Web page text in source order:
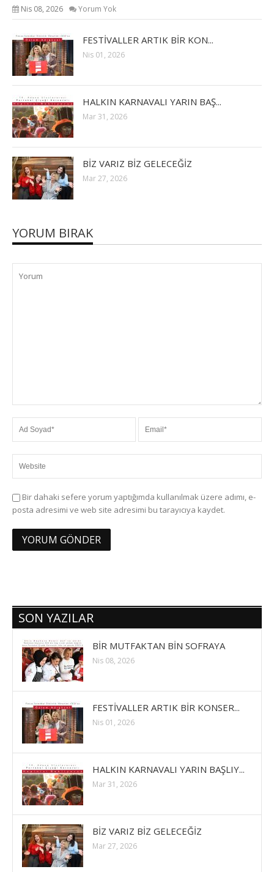
Nis 08, 2026 Yorum Yok
FESTİVALLER ARTIK BİR KON...
Nis 01, 2026
HALKIN KARNAVALI YARIN BAŞ...
Mar 31, 2026
BİZ VARIZ BİZ GELECEĞİZ
Mar 27, 2026
YORUM BIRAK
Bir dahaki sefere yorum yaptığımda kullanılmak üzere adımı, e-
posta adresimi ve web site adresimi bu tarayıcıya kaydet.
SON YAZILAR
BİR MUTFAKTAN BİN SOFRAYA
Nis 08, 2026
FESTİVALLER ARTIK BİR KONSER...
Nis 01, 2026
HALKIN KARNAVALI YARIN BAŞLIY...
Mar 31, 2026
BİZ VARIZ BİZ GELECEĞİZ
Mar 27, 2026